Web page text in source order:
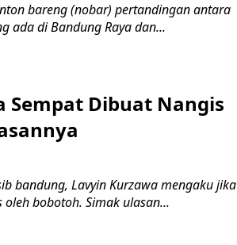
bareng (nobar) pertandingan antara
ada di Bandung Raya dan...
Dibuat Nangis
bandung, Lavyin Kurzawa mengaku jika
bobotoh. Simak ulasan...